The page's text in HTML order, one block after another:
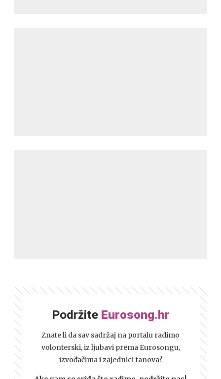
Podržite Eurosong.hr
Znate li da sav sadržaj na portalu radimo
volonterski, iz ljubavi prema Eurosongu,
izvođačima i zajednici fanova?